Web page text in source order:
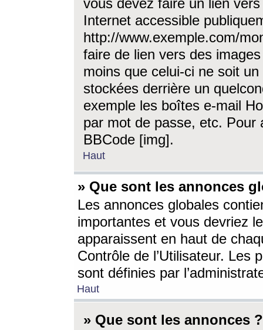
vous devez faire un lien
Internet accessible
http://www.exemple.com/
faire de lien vers des
moins que celui-ci ne soit
stockées derrière un
exemple les boîtes e-mail
par mot de passe, etc. Pour
BBCode [img].
Haut
» Que sont les annonces
Les annonces globales
importantes et vous devriez
apparaissent en haut de
Contrôle de l’Utilisateur. Les
sont définies par
Haut
» Que sont les annonces ?